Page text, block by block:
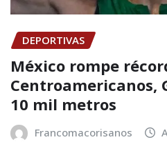
DEPORTIVAS
México rompe
Centroamericanos,
10 mil metros
Francomacorisanos